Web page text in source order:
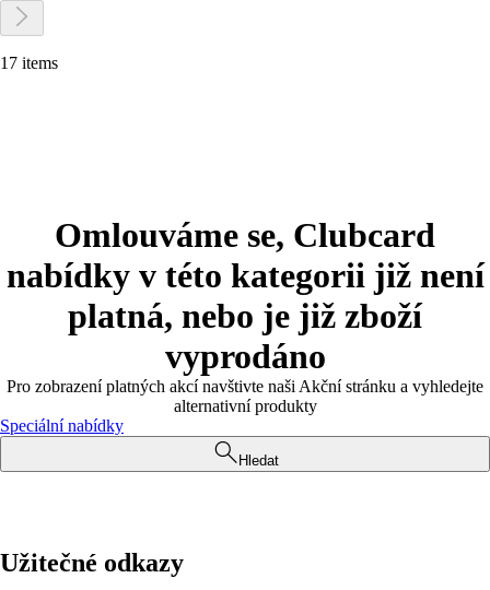
17 items
Omlouváme se, Clubcard
nabídky v této kategorii již není
platná, nebo je již zboží
vyprodáno
Pro zobrazení platných akcí navštivte naši Akční stránku a vyhledejte
alternativní produkty
Speciální nabídky
Hledat
Užitečné odkazy